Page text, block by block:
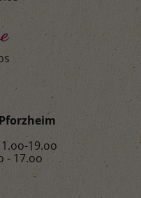
19.oo
- 17.oo